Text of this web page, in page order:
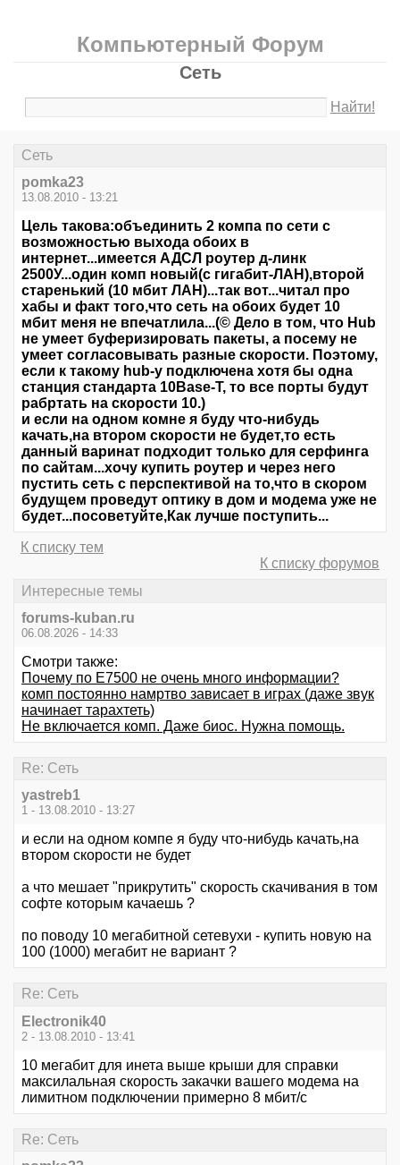
Компьютерный Форум
Сеть
Найти!
Сеть
pomka23
13.08.2010 - 13:21
Цель такова:объединить 2 компа по сети с
возможностью выхода обоих в
интернет...имеется АДСЛ роутер д-линк
2500У...один комп новый(с гигабит-ЛАН),второй
старенький (10 мбит ЛАН)...так вот...читал про
хабы и факт того,что сеть на обоих будет 10
мбит меня не впечатлила...(© Дело в том, что Hub
не умеет буферизировать пакеты, а посему не
умеет согласовывать разные скорости. Поэтому,
если к такому hub-у подключена хотя бы одна
станция стандарта 10Base-T, то все порты будут
рабртать на скорости 10.)
и если на одном комне я буду что-нибудь
качать,на втором скорости не будет,то есть
данный варинат подходит только для серфинга
по сайтам...хочу купить роутер и через него
пустить сеть с перспективой на то,что в скором
будущем проведут оптику в дом и модема уже не
будет...посоветуйте,Как лучше поступить...
К списку тем
К списку форумов
Интересные темы
forums-kuban.ru
06.08.2026 - 14:33
Смотри также:
Почему по Е7500 не очень много информации?
комп постоянно намртво зависает в играх (даже звук
начинает тарахтеть)
Не включается комп. Даже биос. Нужна помощь.
Re: Сеть
yastreb1
1 - 13.08.2010 - 13:27
и если на одном компе я буду что-нибудь качать,на
втором скорости не будет
а что мешает "прикрутить" скорость скачивания в том
софте которым качаешь ?
по поводу 10 мегабитной сетевухи - купить новую на
100 (1000) мегабит не вариант ?
Re: Сеть
Electronik40
2 - 13.08.2010 - 13:41
10 мегабит для инета выше крыши для справки
максилальная скорость закачки вашего модема на
лимитном подключении примерно 8 мбит/с
Re: Сеть